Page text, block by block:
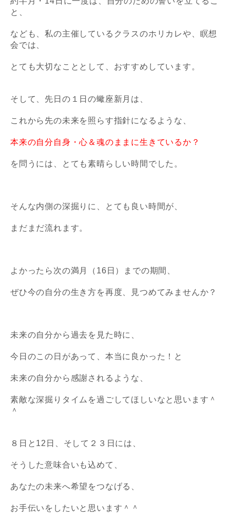
と、
なども、私の主催しているクラスのホリカレや、瞑想
会では、
とても大切なこととして、おすすめしています。
そして、先日の１日の蠍座新月は、
これから先の未来を照らす指針になるような、
本来の自分自身・心＆魂のままに生きているか？
を問うには、とても素晴らしい時間でした。
そんな内側の深掘りに、とても良い時間が、
まだまだ流れます。
よかったら次の満月（16日）までの期間、
ぜひ今の自分の生き方を再度、見つめてみませんか？
未来の自分から過去を見た時に、
今日のこの日があって、本当に良かった！と
未来の自分から感謝されるような、
素敵な深掘りタイムを過ごしてほしいなと思います＾
＾
８日と12日、そして２３日には、
そうした意味合いも込めて、
あなたの未来へ希望をつなげる、
お手伝いをしたいと思います＾＾